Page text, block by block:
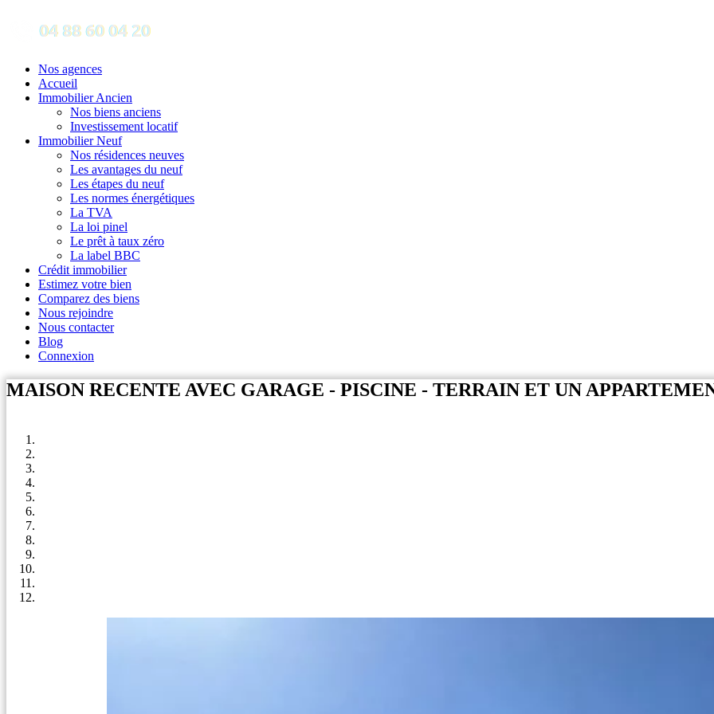
Nos agences
Accueil
Immobilier Ancien
Nos biens anciens
Investissement locatif
Immobilier Neuf
Nos résidences neuves
Les avantages du neuf
Les étapes du neuf
Les normes énergétiques
La TVA
La loi pinel
Le prêt à taux zéro
La label BBC
Crédit immobilier
Estimez votre bien
Comparez des biens
Nous rejoindre
Nous contacter
Blog
Connexion
MAISON RECENTE AVEC GARAGE - PISCINE - TERRAIN ET UN